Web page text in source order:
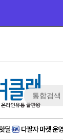
통합검색